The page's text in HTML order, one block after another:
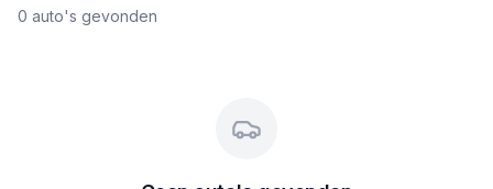
0 auto's gevonden